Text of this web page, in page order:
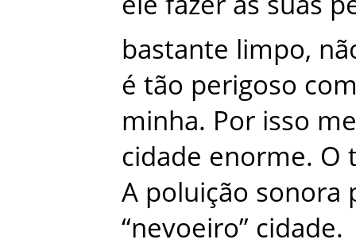
bastante limpo,
é tão perigoso
minha. Por isso
cidade enorme. O
A poluição sonora
“nevoeiro” cidade.